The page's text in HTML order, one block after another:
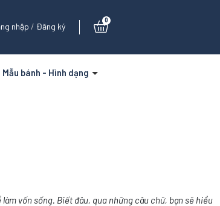
nhập / Đăng ký
0
Mẫu bánh - Hình dạng
vốn sống. Biết đâu, qua những câu chữ, bạn sẽ hiểu